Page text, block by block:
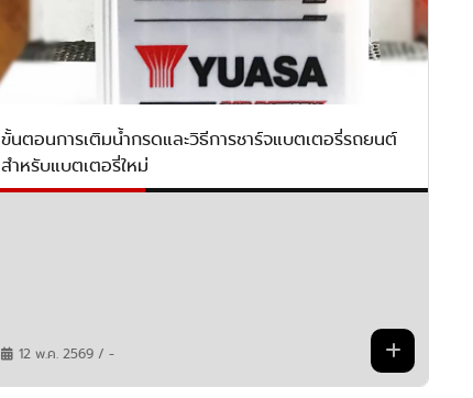
ขั้นตอนการเติมน้ำกรดและวิธีการชาร์จแบตเตอรี่รถยนต์
สำหรับแบตเตอรี่ใหม่
12 พ.ค. 2569 / -